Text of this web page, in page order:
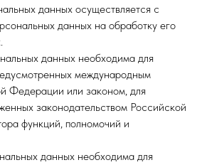
данных осуществляется с
данных на обработку его
данных необходима для
международным
Федерации или законом, для
законодательством Российской
функций, полномочий и
данных необходима для